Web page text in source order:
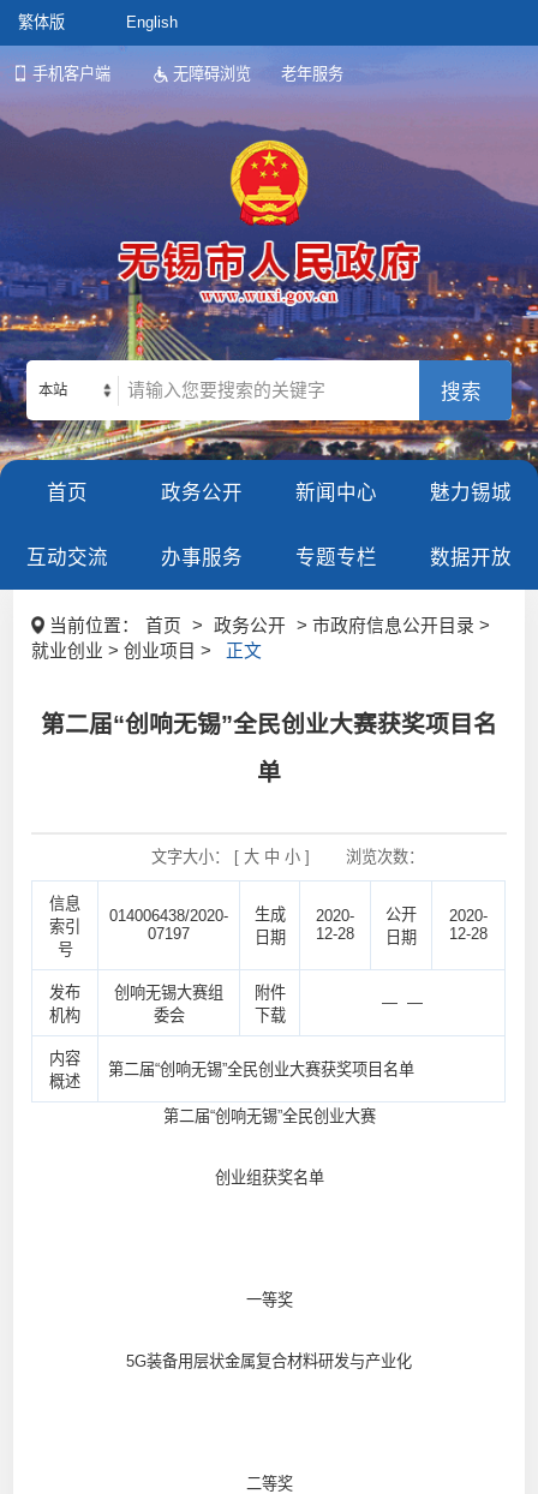
繁体版 English
手机客户端 无障碍浏览 老年服务
本站
首页 政务公开 新闻中心 魅力锡城
互动交流 办事服务 专题专栏 数据开放
当前位置： 首页 > 政务公开
> 市政府信息公开目录 >
就业创业 > 创业项目 >
正文
第二届“创响无锡”全民创业大赛获奖项目名
单
文字大小： [ 大 中 小] 浏览次数：
信息
索引
号
014006438/2020-
07197
生成
日期
2020-
12-28
公开
日期
2020-
12-28
发布
机构
创响无锡大赛组
委会
附件
下载
— —
内容
概述
第二届“创响无锡”全民创业大赛获奖项目名单
第二届“创响无锡”全民创业大赛
创业组获奖名单
一等奖
5G装备用层状金属复合材料研发与产业化
二等奖